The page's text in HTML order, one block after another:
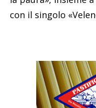
con il singolo